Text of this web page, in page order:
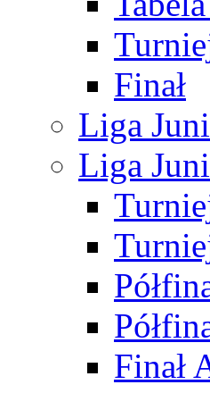
Finał
Liga
Liga
Finał